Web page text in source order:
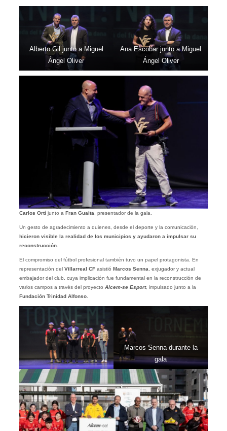
Alberto Gil junto a Miguel
Ángel Oliver
Ana Escobar junto a Miguel
Ángel Oliver
Carlos Ortí junto a Fran Guaita , presentador de la gala.
Un gesto de agradecimiento a quienes, desde el deporte y la comunicación,
hicieron visible la realidad de los municipios y ayudaron a impulsar su
reconstrucción.
El compromiso del fútbol profesional también tuvo un papel protagonista. En
representación del Villarreal CFasistió Marcos Senna , exjugador y actual
embajador del club, cuya implicación fue fundamental en la reconstrucción de
varios campos a través del proyecto Alcem-se Esport, impulsado junto a la
Fundación Trinidad Alfonso.
Marcos Senna durante la
gala